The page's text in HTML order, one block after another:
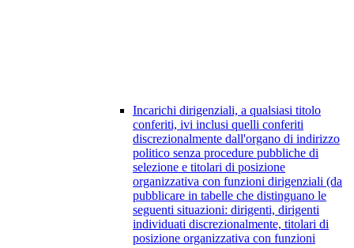
Incarichi dirigenziali, a qualsiasi titolo
conferiti, ivi inclusi quelli conferiti
discrezionalmente dall'organo di indirizzo
politico senza procedure pubbliche di
selezione e titolari di posizione
organizzativa con funzioni dirigenziali (da
pubblicare in tabelle che distinguano le
seguenti situazioni: dirigenti, dirigenti
individuati discrezionalmente, titolari di
posizione organizzativa con funzioni